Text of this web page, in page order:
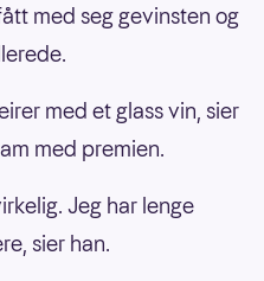
med seg gevinsten og
med et glass vin, sier
med premien.
Jeg har lenge
sier han.